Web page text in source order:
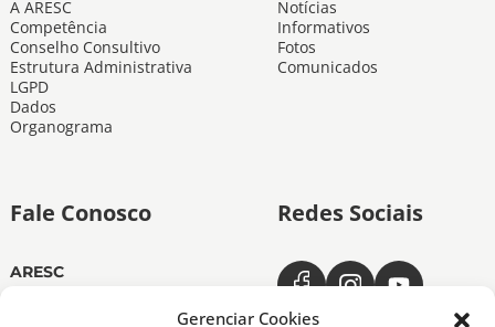
Gerenciar Cookies
A ARESC
Competência
Conselho Consultivo
Estrutura Administrativa
LGPD
Dados
Organograma
Notícias
Informativos
Fotos
Comunicados
Fale Conosco
ARESC
Redes Sociais